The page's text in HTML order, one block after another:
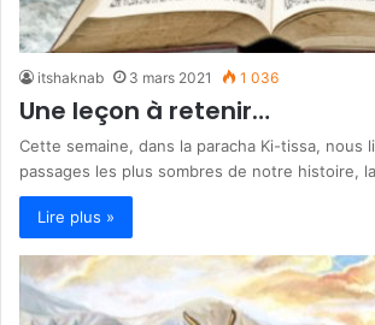
itshaknab 3 mars 2021 1 036
Une leçon à retenir…
Cette semaine, dans la paracha Ki-tissa, nous
passages les plus sombres de notre histoire,
Lire plus »